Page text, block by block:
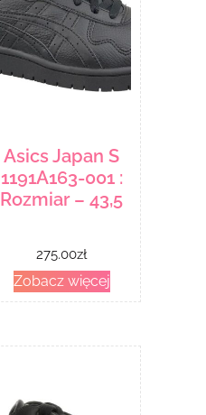
Asics Japan S
1191A163-001 :
Rozmiar – 43,5
275.00zł
Zobacz więcej